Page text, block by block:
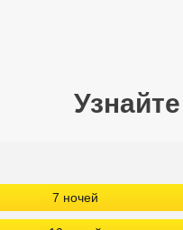
7 ночей